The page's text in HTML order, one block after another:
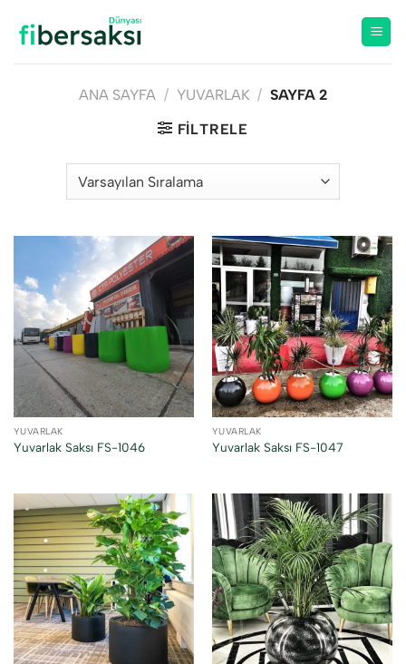
atla
ANA SAYFA / YUVARLAK / SAYFA 2
FILTRELE
YUVARLAK
Yuvarlak Saksı FS-1046
YUVARLAK
Yuvarlak Saksı FS-1047